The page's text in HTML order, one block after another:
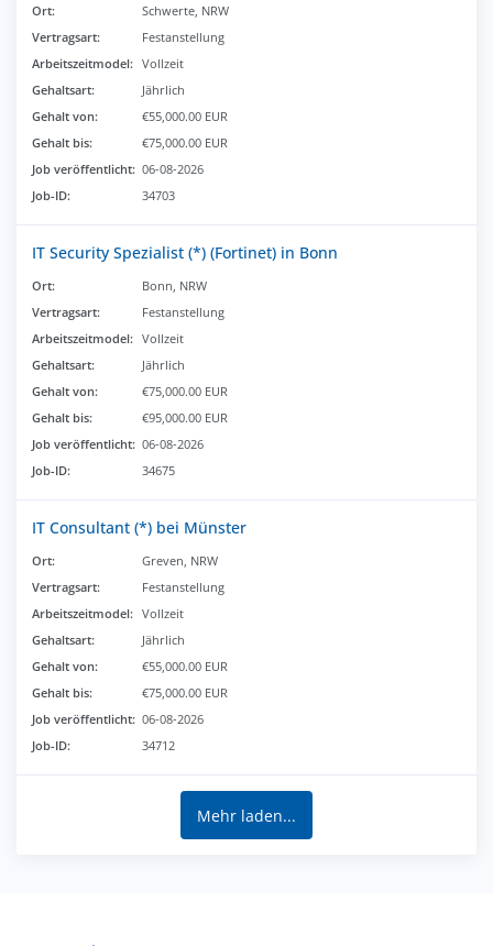
Ort:
Schwerte, NRW
Vertragsart:
Festanstellung
Arbeitszeitmodel: Vollzeit
Gehaltsart:
Jährlich
Gehalt von:
€55,000.00 EUR
Gehalt bis:
€75,000.00 EUR
Job veröffentlicht: 06-08-2026
Job-ID:
34703
IT Security Spezialist (*) (Fortinet) in Bonn
Ort:
Bonn, NRW
Vertragsart:
Festanstellung
Arbeitszeitmodel: Vollzeit
Gehaltsart:
Jährlich
Gehalt von:
€75,000.00 EUR
Gehalt bis:
€95,000.00 EUR
Job veröffentlicht: 06-08-2026
Job-ID:
34675
IT Consultant (*) bei Münster
Ort:
Greven, NRW
Vertragsart:
Festanstellung
Arbeitszeitmodel: Vollzeit
Gehaltsart:
Jährlich
Gehalt von:
€55,000.00 EUR
Gehalt bis:
€75,000.00 EUR
Job veröffentlicht: 06-08-2026
Job-ID:
34712
Mehr laden...